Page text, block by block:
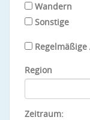
Wandern
Sonstige
Region
Zeitraum: